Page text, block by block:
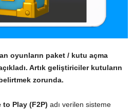
oyunların paket / kutu açma
Artık geliştiriciler kutuların
zorunda.
to Play (F2P) adı verilen sisteme